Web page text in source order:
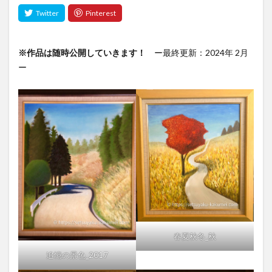
※作品は随時公開していきます！
ー最終更新：2024年 2月
ー
追憶の景色_2017
春夏秋冬_秋